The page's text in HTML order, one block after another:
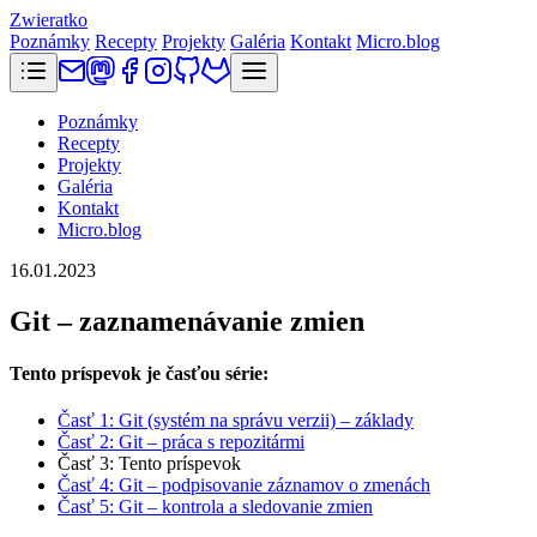
Zwieratko
Poznámky Recepty Projekty Galéria Kontakt Micro.blog
Poznámky
Recepty
Projekty
Galéria
Kontakt
Micro.blog
16.01.2023
Git – zaznamenávanie zmien
Tento príspevok je časťou série:
Časť 1: Git (systém na správu verzii) – základy
Časť 2: Git – práca s repozitármi
Časť 3: Tento príspevok
Časť 4: Git – podpisovanie záznamov o zmenách
Časť 5: Git – kontrola a sledovanie zmien